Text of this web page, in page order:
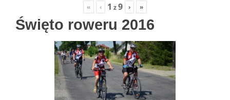
« ‹ 1 z9 › »
Święto roweru 2016